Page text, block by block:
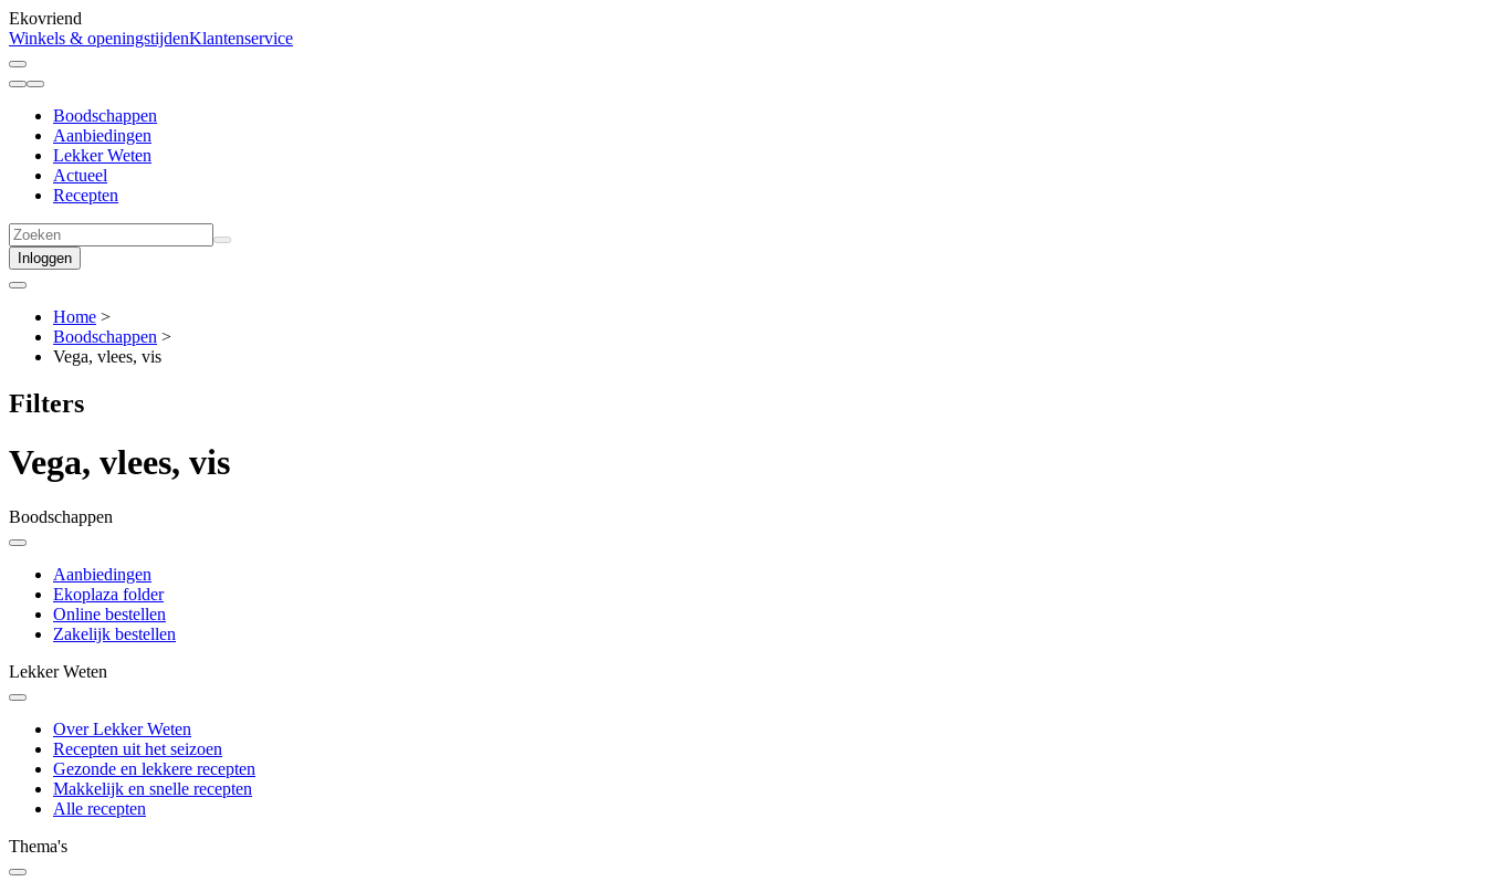
Ekovriend
Winkels & openingstijdenKlantenservice
Boodschappen
Aanbiedingen
Lekker Weten
Actueel
Recepten
Inloggen
Home >
Boodschappen >
Vega, vlees, vis
Filters
Vega, vlees, vis
Boodschappen
Aanbiedingen
Ekoplaza folder
Online bestellen
Zakelijk bestellen
Lekker Weten
Over Lekker Weten
Recepten uit het seizoen
Gezonde en lekkere recepten
Makkelijk en snelle recepten
Alle recepten
Thema's